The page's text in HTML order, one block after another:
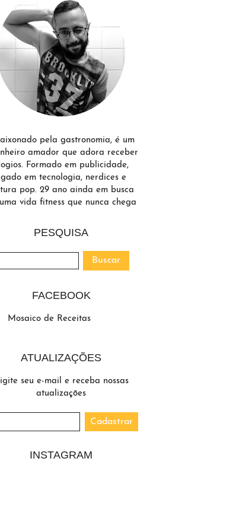
pela gastronomia, é um
amador que adora receber
Formado em publicidade,
em tecnologia, nerdices e
pop. 29 ano ainda em busca
vida fitness que nunca chega
PESQUISA
FACEBOOK
Mosaico de Receitas
ATUALIZAÇÕES
seu e-mail e receba nossas
atualizações
INSTAGRAM